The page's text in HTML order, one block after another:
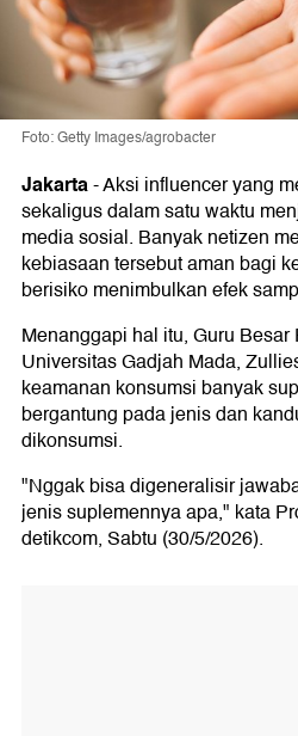
Foto: Getty Images/agrobacter
Jakarta-Aksi influencer yang
sekaligus dalam satu waktu
media sosial. Banyak netizen
kebiasaan tersebut aman bagi
berisiko menimbulkan efek
Menanggapi hal itu, Guru
Universitas Gadjah Mada,
keamanan konsumsi banyak
bergantung pada jenis dan
dikonsumsi.
"Nggak bisa digeneralisir
jenis suplemennya apa," kata
detikcom, Sabtu (30/5/2026).